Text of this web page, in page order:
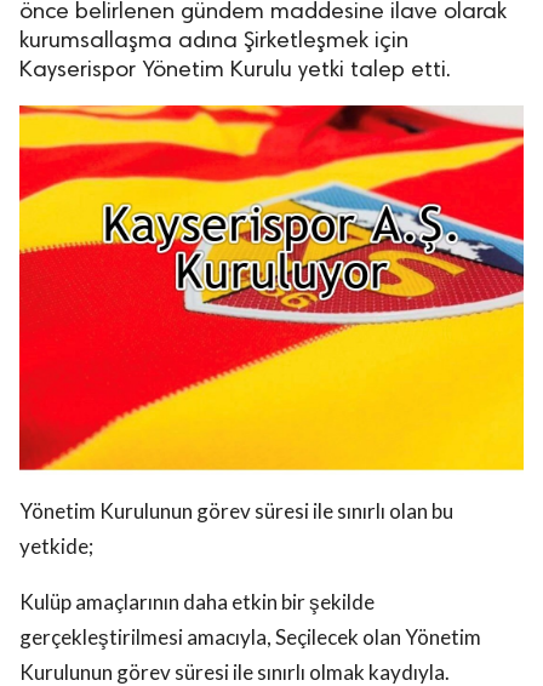
önce belirlenen gündem maddesine ilave olarak
kurumsallaşma adına Şirketleşmek için
Kayserispor Yönetim Kurulu yetki talep etti.
Yönetim Kurulunun görev süresi ile sınırlı olan bu
yetkide;
Kulüp amaçlarının daha etkin bir şekilde
gerçekleştirilmesi amacıyla, Seçilecek olan Yönetim
Kurulunun görev süresi ile sınırlı olmak kaydıyla.